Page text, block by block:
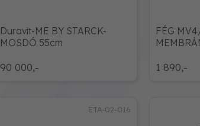
90 000,-
Duravit-ME BY STARCK-
MOSDÓ 55cm
1 890,-
FÉG
ETA-02-016